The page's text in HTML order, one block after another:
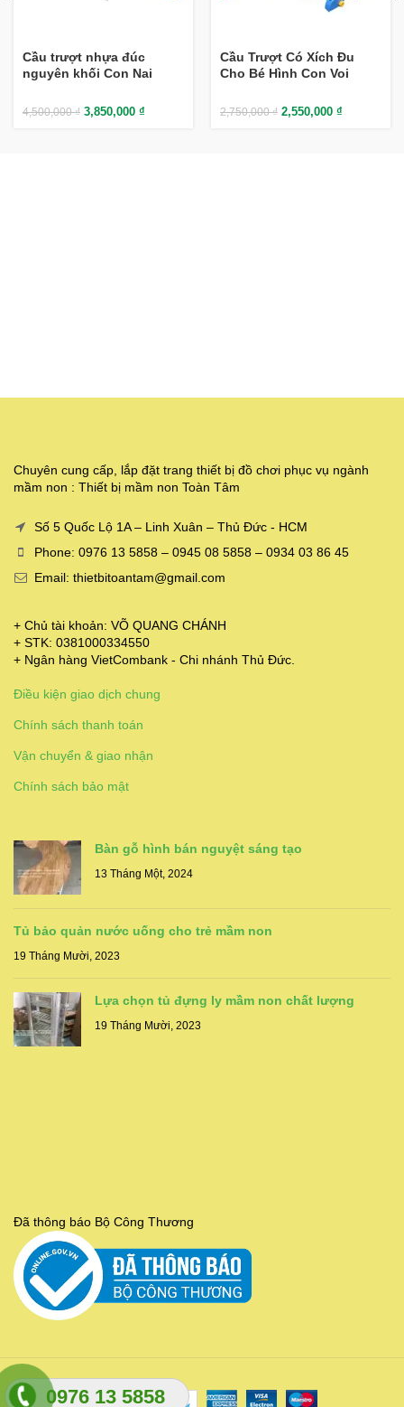
0976 13 5858
Cầu trượt nhựa đúc
nguyên khối Con Nai
4,500,000₫ 3,850,000 ₫
Cầu Trượt Có Xích Đu
Cho Bé Hình Con Voi
2,750,000₫ 2,550,000 ₫
Chuyên cung cấp, lắp đặt trang thiết bị đồ chơi phục vụ ngành
mầm non : Thiết bị mầm non Toàn Tâm
Số 5 Quốc Lộ 1A – Linh Xuân – Thủ Đức - HCM
Phone: 0976 13 5858 – 0945 08 5858 – 0934 03 86 45
Email: thietbitoantam@gmail.com
+ Chủ tài khoản: VÕ QUANG CHÁNH
+ STK: 0381000334550
+ Ngân hàng VietCombank - Chi nhánh Thủ Đức.
Điều kiện giao dịch chung
Chính sách thanh toán
Vận chuyển & giao nhận
Chính sách bảo mật
Bàn gỗ hình bán nguyệt sáng tạo
13 Tháng Một, 2024
Tủ bảo quản nước uống cho trẻ mầm non
19 Tháng Mười, 2023
Lựa chọn tủ đựng ly mầm non chất lượng
19 Tháng Mười, 2023
Đã thông báo Bộ Công Thương